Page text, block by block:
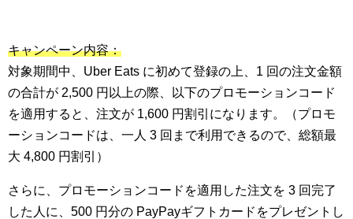
キャンペーン内容：
対象期間中、Uber Eats に初めて登録の上、1 回の注文金額
の合計が 2,500 円以上の際、以下のプロモーションコード
を適用すると、注文が 1,600 円割引になります。（プロモ
ーションコードは、一人 3 回まで利用できるので、総額最
大 4,800 円割引）
さらに、プロモーションコードを適用した注文を 3 回完了
した人に、500 円分の PayPayギフトカードをプレゼントし